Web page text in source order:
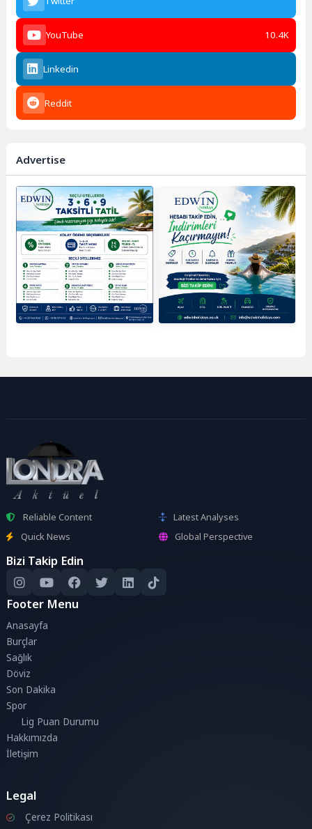
YouTube 10.4K
Linkedin
Reddit
Advertise
Reliable Content
Latest Analyses
Quick News
Global Perspective
Bizi Takip Edin
Footer Menu
Anasayfa
Burçlar
Sağlık
Döviz
Son Dakika
Spor
Lig Puan Durumu
Hakkımızda
İletişim
Legal
Çerez Politikası